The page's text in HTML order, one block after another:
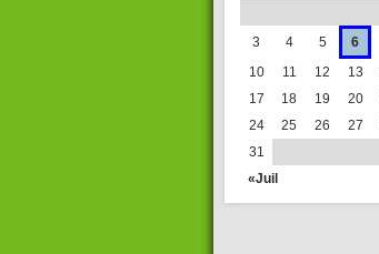
«Juil
3
4 5 6
10
11 12 13
17
18 19 20
24
25 26 27
31